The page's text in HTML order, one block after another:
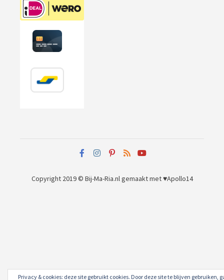
Privacy & cookies: deze site gebruikt cookies. Door deze site te blijven gebruiken,
Copyright 2019 © Bij-Ma-Ria.nlgemaakt met ♥Apollo14